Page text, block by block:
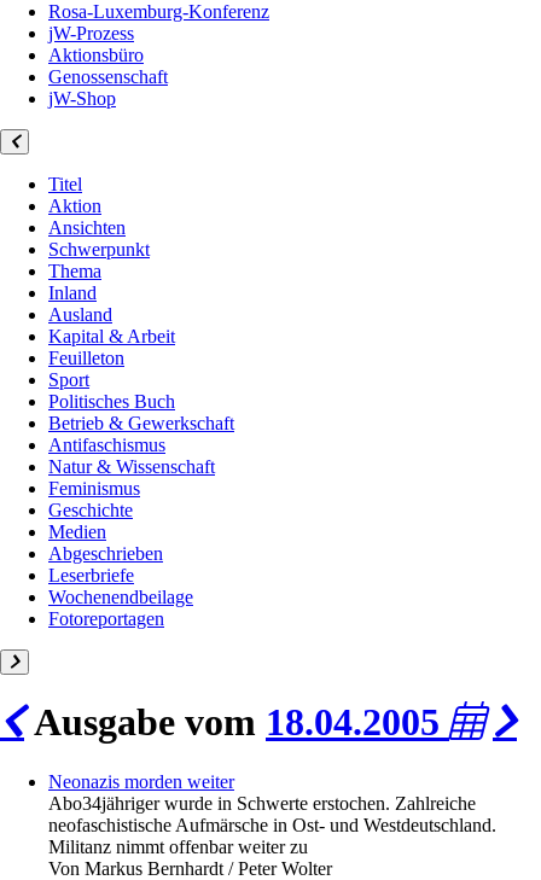
Rosa-Luxemburg-Konferenz
jW-Prozess
Aktionsbüro
Genossenschaft
jW-Shop
Titel
Aktion
Ansichten
Schwerpunkt
Thema
Inland
Ausland
Kapital & Arbeit
Feuilleton
Sport
Politisches Buch
Betrieb & Gewerkschaft
Antifaschismus
Natur & Wissenschaft
Feminismus
Geschichte
Medien
Abgeschrieben
Leserbriefe
Wochenendbeilage
Fotoreportagen
Ausgabe vom 18.04.2005
Neonazis morden weiter
Abo34jähriger wurde in Schwerte erstochen. Zahlreiche
neofaschistische Aufmärsche in Ost- und Westdeutschland.
Militanz nimmt offenbar weiter zu
Von Markus Bernhardt / Peter Wolter